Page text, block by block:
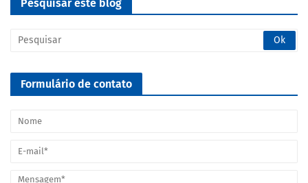
Pesquisar este blog
Formulário de contato